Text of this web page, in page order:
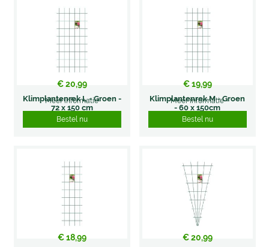
Klimplantenrek L - Groen -
72 x 150 cm
€ 20,99
Meer informatie
Bestel nu
Klimplantenrek M - Groen
- 60 x 150cm
€ 19,99
Meer informatie
Bestel nu
€ 18,99 € 20,99